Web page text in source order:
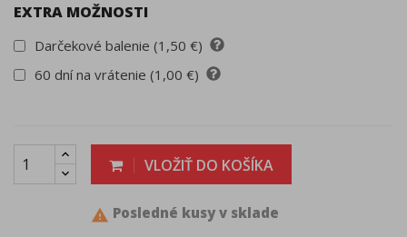
EXTRA MOŽNOSTI
Darčekové balenie (1,50 €)
60 dní na vrátenie (1,00 €)
VLOŽIŤ DO KOŠÍKA
 Posledné kusy v sklade